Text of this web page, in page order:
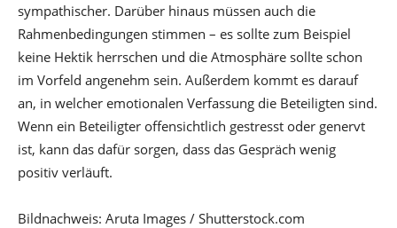
sympathischer. Darüber hinaus müssen auch die
Rahmenbedingungen stimmen – es sollte zum Beispiel
keine Hektik herrschen und die Atmosphäre sollte schon
im Vorfeld angenehm sein. Außerdem kommt es darauf
an, in welcher emotionalen Verfassung die Beteiligten sind.
Wenn ein Beteiligter offensichtlich gestresst oder genervt
ist, kann das dafür sorgen, dass das Gespräch wenig
positiv verläuft.
Bildnachweis: Aruta Images / Shutterstock.com